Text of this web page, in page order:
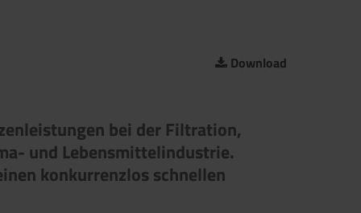
Download
bei der Filtration,
und Lebensmittelindustrie.
konkurrenzlos schnellen